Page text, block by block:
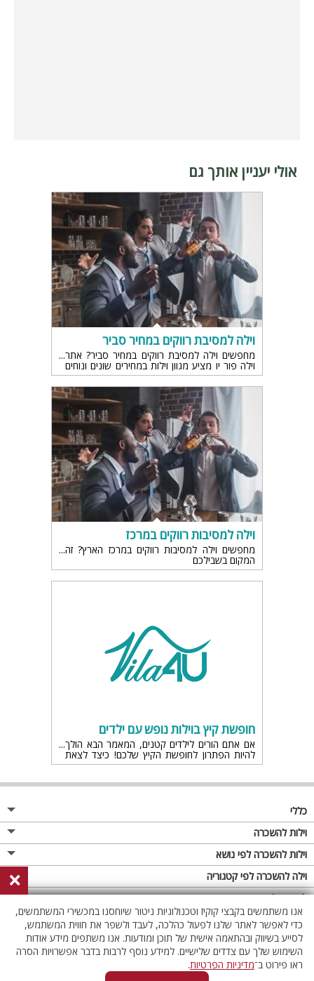
אולי יעניין אותך גם
וילה למסיבת רווקים במחיר סביר
מחפשים וילה למסיבת רווקים במחיר סביר? אתר
וילה פור יו מציע מגוון וילות במחירים שונים ונוחים
למסיבות רווקים..
וילה למסיבות רווקים במרכז
מחפשים וילה למסיבות רווקים במרכז הארץ? זה
המקום בשבילכם
חופשת קיץ בוילות נופש עם ילדים
אם אתם הורים לילדים קטנים, המאמר הבא הולך
להיות הפתרון לחופשת הקיץ שלכם! כיצד לצאת
לנופש ולחזור עם חיוך ונחת לבית. כל הוילות נופש
כללי
מגזין
פרסום באתר
תקנון
מדיניות פרטיות
וילות להשכרה
וילות בצפון
וילות במרכז
וילות בדרום
וילות באילת
וילות בשרון
וילות באזור החרמון
וילות להשכרה לפי נושא
וילה לזוגות
וילות למשפחות
וילות לציבור הדתי
אירוח דרוזי
וילות למסיבות
וילה להשכרה לפי קטגוריה
וילות עם בריכה
וילה עם בריכה מחוממת
וילה עם בריכה מחוממת מקורה
וילות עם סאונה
לופטים להשכרה
לופט
לופטים בצפון
לופטים בדרום
×
אנו משתמשים בקבצי קוקיז וטכנולוגיות ניטור שיוחסנו במכשירי המשתמשים,
כדי לאפשר לאתר שלנו לפעול כהלכה, לעבד ולשפר את חווית המשתמש,
לסייע בשיווק ובהתאמה אישית של תוכן ומודעות. אנו משתפים מידע אודות
השימוש שלך עם צדדים שלישיים. למידע נוסף לרבות בדבר אפשרויות הסרה
ראו פירוט ב־מדיניות הפרטיות.